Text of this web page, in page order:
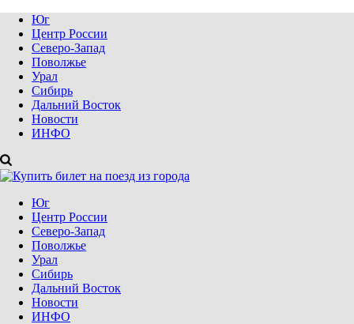
Юг
Центр России
Северо-Запад
Поволжье
Урал
Сибирь
Дальний Восток
Новости
ИНФО
Юг
Центр России
Северо-Запад
Поволжье
Урал
Сибирь
Дальний Восток
Новости
ИНФО